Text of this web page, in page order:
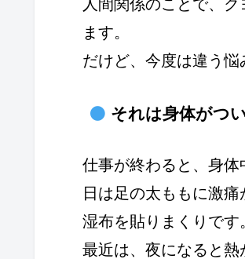
人間関係のことで、
ます。
だけど、今度は違う悩
それは身体がつ
仕事が終わると、身
日は足の太ももに激
湿布を貼りまくりです
最近は、夜になると熱